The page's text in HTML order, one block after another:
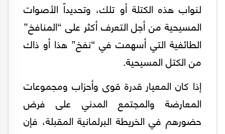
لنواب هذه الكتلة أو تلك، وتحديداً الأصوات
المسيحية من أجل التعرف أكثر على “المنافخ”
الطائفية التي أسهمت في “نفخ” هذا أو ذاك
من الكتل المسيحية.
إذا كان المعيار قدرة قوى وأحزاب ومجموعات
المعارضة والمجتمع المدني على فرض
حضورهم في الخريطة البرلمانية المقبلة، فإن